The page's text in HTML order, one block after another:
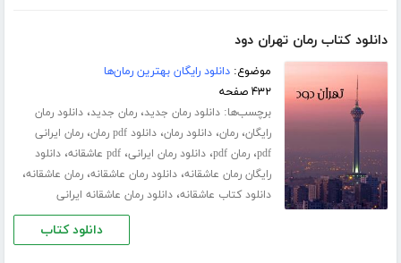
دانلود کتاب رمان تهران دود
موضوع:دانلود رایگان بهترین رمان‌ها
۴۳۲ صفحه
برچسب‌ها:دانلود رمان جدید،رمان جدید،دانلود رمان
رایگان،رمان،دانلود رمان،دانلود pdf رمان ،رمان ایرانی
pdf،رمان pdf ،دانلود رمان ایرانی،pdf عاشقانه ،دانلود
رایگان رمان عاشقانه،دانلود رمان عاشقانه،رمان عاشقانه،
دانلود کتاب عاشقانه،دانلود رمان عاشقانه ایرانی
دانلود کتاب